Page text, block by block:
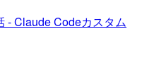
- Claude Codeカスタム